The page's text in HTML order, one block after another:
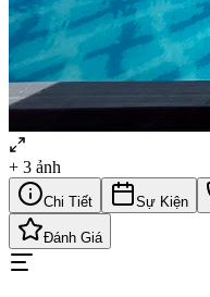
+ 3 ảnh
Chi Tiết Sự Kiện
Đánh Giá